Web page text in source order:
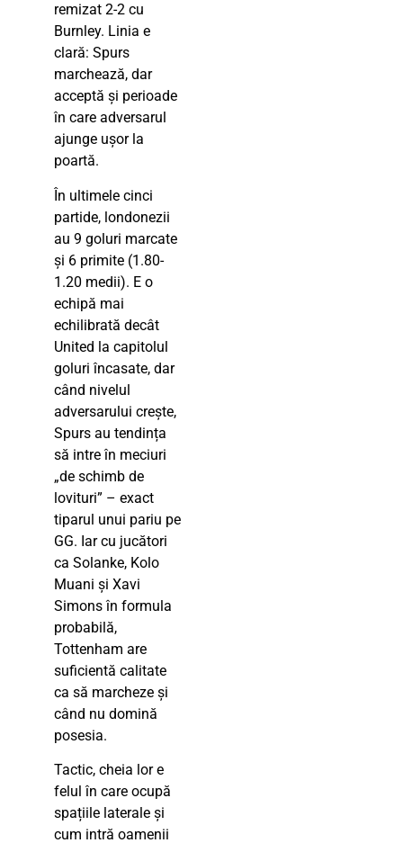
remizat 2-2 cu
Burnley. Linia e
clară: Spurs
marchează, dar
acceptă și perioade
în care adversarul
ajunge ușor la
poartă.
În ultimele cinci
partide, londonezii
au 9 goluri marcate
și 6 primite (1.80-
1.20 medii). E o
echipă mai
echilibrată decât
United la capitolul
goluri încasate, dar
când nivelul
adversarului crește,
Spurs au tendința
să intre în meciuri
„de schimb de
lovituri” – exact
tiparul unui pariu pe
GG. Iar cu jucători
ca Solanke, Kolo
Muani și Xavi
Simons în formula
probabilă,
Tottenham are
suficientă calitate
ca să marcheze și
când nu domină
posesia.
Tactic, cheia lor e
felul în care ocupă
spațiile laterale și
cum intră oamenii